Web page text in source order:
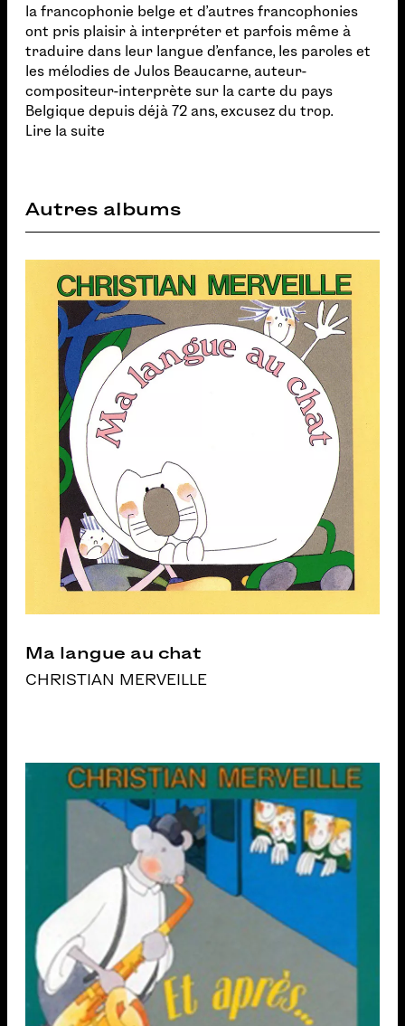
la francophonie belge et d'autres francophonies
ont pris plaisir à interpréter et parfois même à
traduire dans leur langue d'enfance, les paroles et
les mélodies de Julos Beaucarne, auteur-
compositeur-interprète sur la carte du pays
Belgique depuis déjà 72 ans, excusez du trop.
Lire la suite
Autres albums
Ma langue au chat
CHRISTIAN MERVEILLE